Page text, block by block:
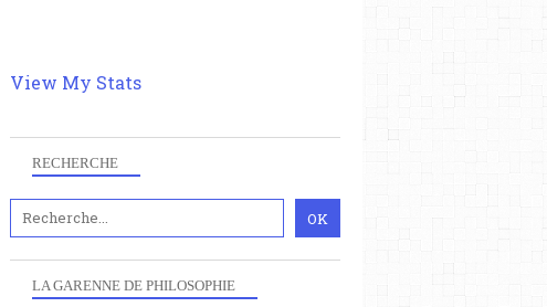
RECHERCHE
LA GARENNE DE PHILOSOPHIE
View My Stats